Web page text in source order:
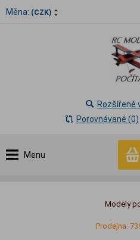
Měna: (CZK)
Menu
Rozšířené
Porovnávané (0)
Modely
Prodejna: